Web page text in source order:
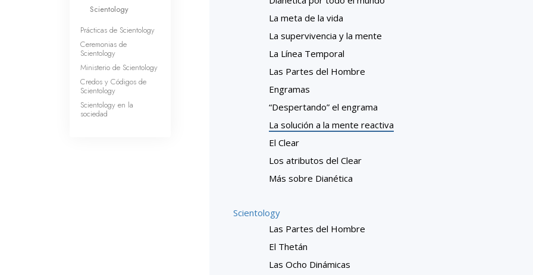
La meta de la vida
La supervivencia y la mente
La Línea Temporal
Las Partes del Hombre
Engramas
“Despertando” el engrama
La solución a la mente reactiva
El Clear
Los atributos del Clear
Más sobre Dianética
Scientology
Las Partes del Hombre
El Thetán
Las Ocho Dinámicas
Scientology
Prácticas de Scientology
Ceremonias de
Scientology
Ministerio de Scientology
Credos y Códigos de
Scientology
Scientology en la
sociedad